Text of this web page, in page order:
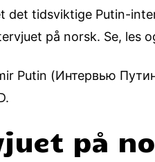
det tidsviktige Putin-
på norsk. Se, les
Putin (Интервью
på